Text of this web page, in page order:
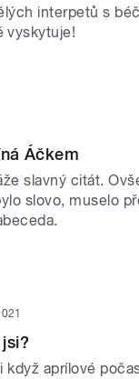
interpetů s
vyskytuje!
Áčkem
slavný citát.
slovo, muselo
když aprílové